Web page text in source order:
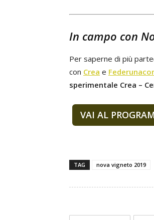
In campo con
Per saperne di più
con Crea e
sperimentale Crea –
VAI AL
TAG nova vigneto 2019